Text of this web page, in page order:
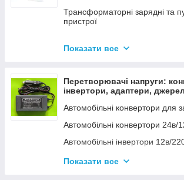
Трансформаторні зарядні та
пристрої
Показати все
Перетворювачі напруги:
інвертори, адаптери,
Автомобільні конвертори для
Автомобільні конвертори 24в/
Автомобільні інвертори 12в/
Вольтметры
Показати все